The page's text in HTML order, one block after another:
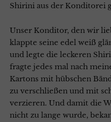
Shirini aus der Konditorei
Unser Konditor, den wir
klappte seine edel weiß
und legte die leckeren
fragte jedes mal nach
Kartons mit hübschen
zu verschließen und mit
verzieren. Und damit die
nicht zu lange wurde,